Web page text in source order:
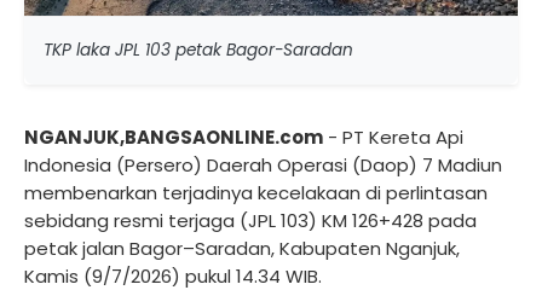
TKP laka JPL 103 petak Bagor-Saradan
NGANJUK,BANGSAONLINE.com - PT Kereta Api
Indonesia (Persero) Daerah Operasi (Daop) 7 Madiun
membenarkan terjadinya kecelakaan di perlintasan
sebidang resmi terjaga (JPL 103) KM 126+428 pada
petak jalan Bagor–Saradan, Kabupaten Nganjuk,
Kamis (9/7/2026) pukul 14.34 WIB.